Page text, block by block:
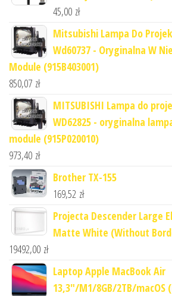
45,00 zł
Mitsubishi Lampa Do
Wd60737 - Oryginalna W
Module (915B403001)
850,07 zł
MITSUBISHI Lampa do
WD62825 - oryginalna
module (915P020010)
973,40 zł
Brother TX-155
169,52 zł
Projecta Descender Large
Matte White (Without
19492,00 zł
Laptop Apple MacBook Air
13,3"/M1/8GB/2TB/macOS